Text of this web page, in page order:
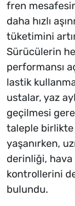
fren
daha hızlı
tüketimini
Sürücülerin
performansı
lastik
ustalar, yaz
geçilmesi
taleple
yaşanırken,
derinliği, hava
kontrollerini
bulundu.